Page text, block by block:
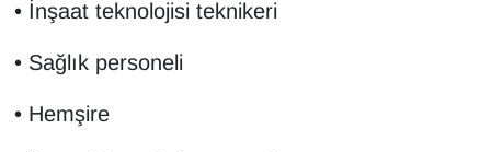
• İnşaat teknolojisi teknikeri
• Sağlık personeli
• Hemşire